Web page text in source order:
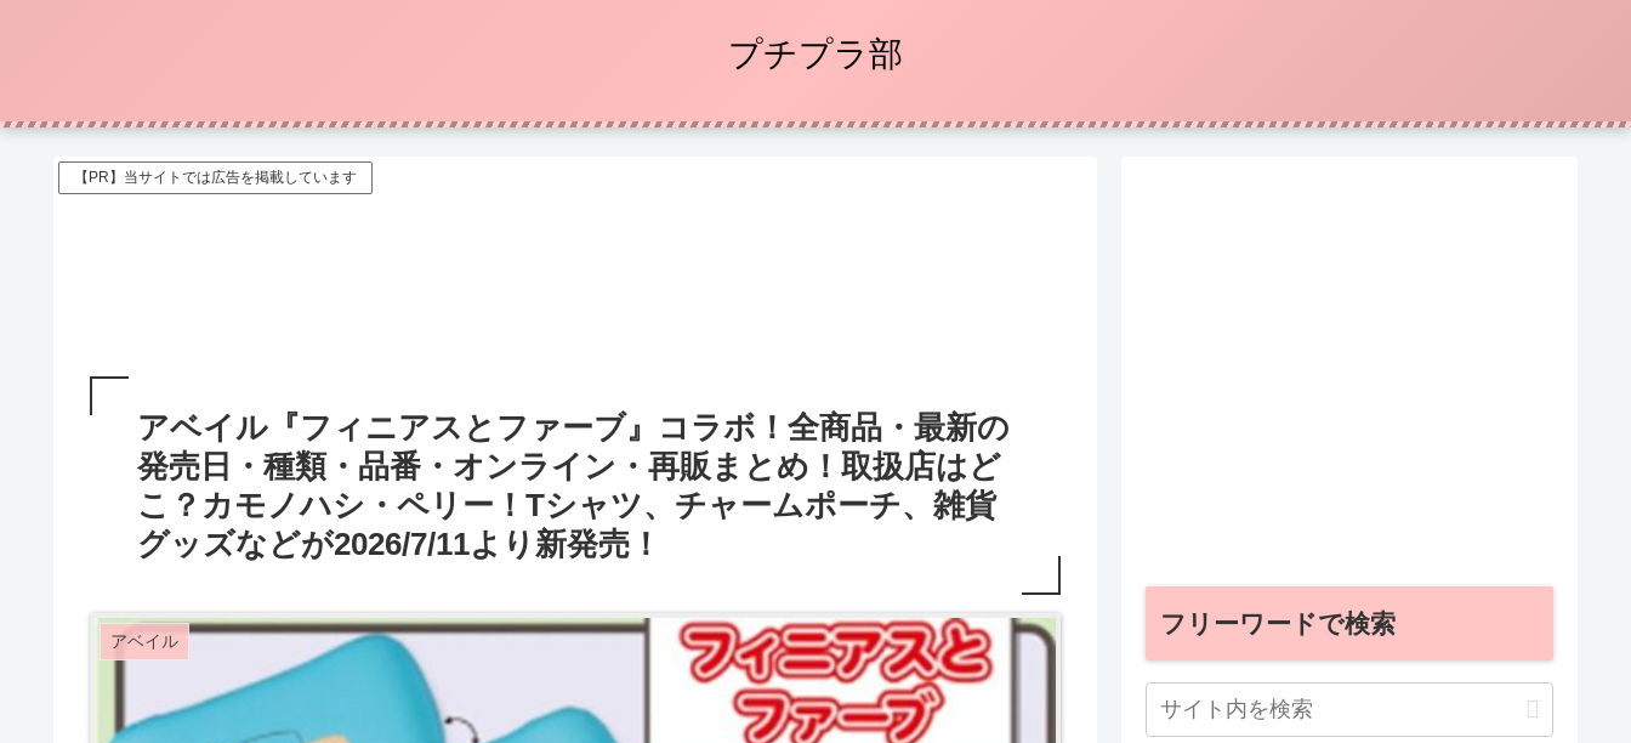
プチプラ部
【PR】当サイトでは広告を掲載しています
アベイル『フィニアスとファーブ』コラボ！全商品・最新の
発売日・種類・品番・オンライン・再販まとめ！取扱店はど
こ？カモノハシ・ペリー！Tシャツ、チャームポーチ、雑貨
グッズなどが2026/7/11より新発売！
アベイル
フリーワードで検索